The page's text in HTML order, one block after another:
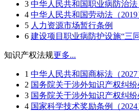
3 中华人民共和国职业病防治法
4 中华人民共和国劳动法（2019
5 人力资源市场暂行条例
6 建设项目职业病防护设施“三
知识产权法规更多...
1 中华人民共和国商标法（2027
2 国务院关于涉外知识产权纠纷
3 国务院关于涉外知识产权纠
4 国家科学技术奖励条例（2024